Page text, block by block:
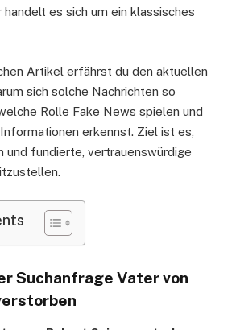
es sich um ein klassisches
Artikel erfährst du den aktuellen
sich solche Nachrichten so
Rolle Fake News spielen und
erkennst. Ziel ist es,
und fundierte, vertrauenswürdige
Suchanfrage Vater von